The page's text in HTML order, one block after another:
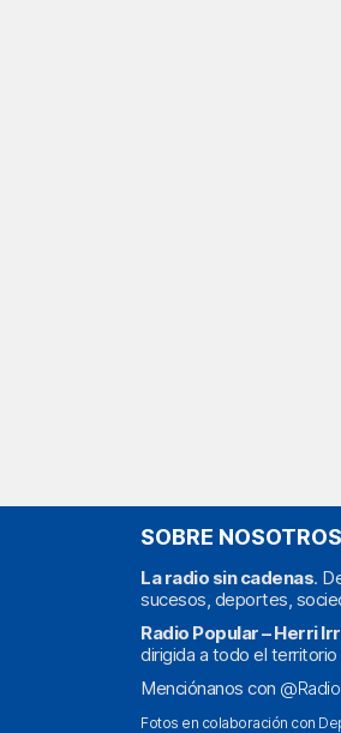
SOBRE NOSOTROS
La radio sin cadenas.
sucesos, deportes,
Radio Popular – Herri
dirigida a todo el
Menciónanos con
Fotos en colaboración con